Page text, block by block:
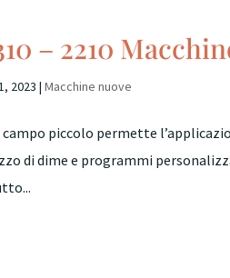
– 2210
2023 |Macchine nuove
campo piccolo permette
di dime e programmi